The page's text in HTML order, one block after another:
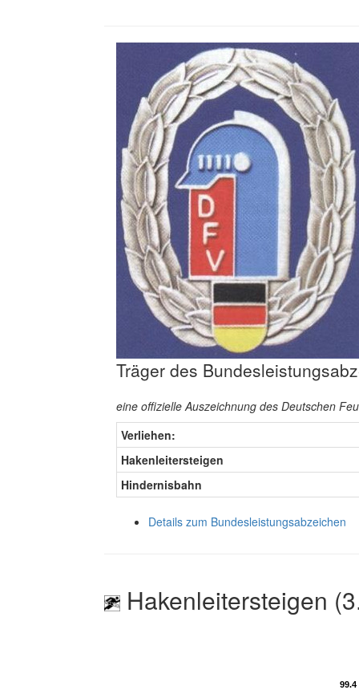
Träger des
eine offizielle Auszeichnung des Deutschen
Verliehen:
Hakenleitersteigen
Hindernisbahn
Details zum Bundesleistungsabzeichen
Hakenleitersteigen